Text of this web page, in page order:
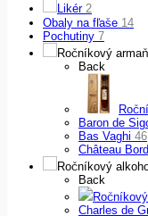
Likér 2
Obaly na fľaše 14
Pochutiny 7
Ročníkový
Back
Baron de
Bas Vaghi 46
Château
Ročníkový
Back
Charles de